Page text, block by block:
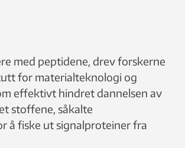
med peptidene, drev forskerne
for materialteknologi og
effektivt hindret dannelsen av
stoffene, såkalte
å fiske ut signalproteiner fra